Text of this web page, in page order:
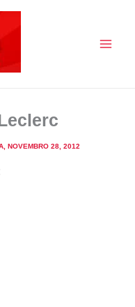
NOVEMBRO 28, 2012